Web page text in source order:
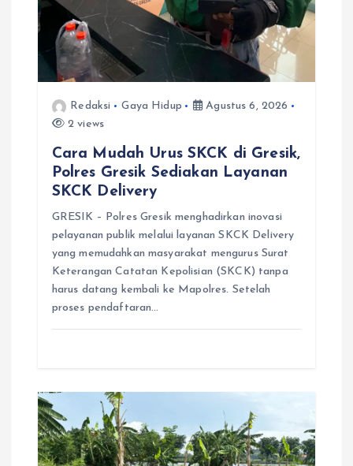
Redaksi Gaya Hidup
Agustus 6, 2026
2 views
Cara Mudah Urus SKCK di Gresik,
Polres Gresik Sediakan Layanan
SKCK Delivery
GRESIK – Polres Gresik menghadirkan inovasi
pelayanan publik melalui layanan SKCK Delivery
yang memudahkan masyarakat mengurus Surat
Keterangan Catatan Kepolisian (SKCK) tanpa
harus datang kembali ke Mapolres. Setelah
proses pendaftaran…